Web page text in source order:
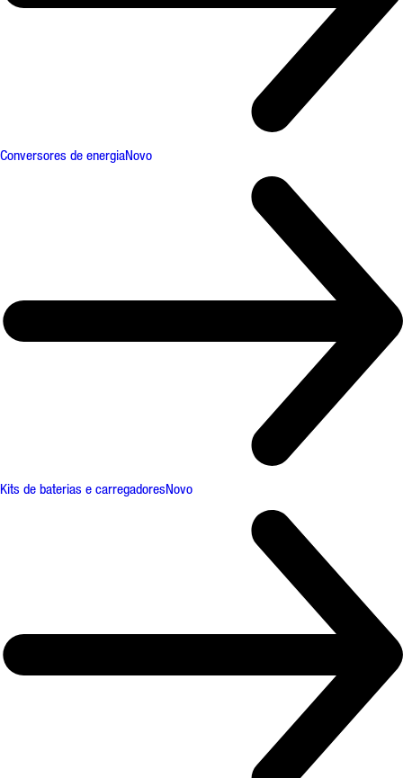
Conversores de energiaNovo
Kits de baterias e carregadoresNovo